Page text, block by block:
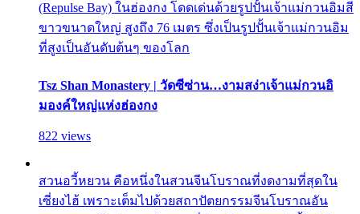
(Repulse Bay) ในฮ่องกง โดดเด่นด้วยรูปปั้นเจ้าแม่กวนอิมสี
ขาวขนาดใหญ่ สูงถึง 76 เมตร ซึ่งเป็นรูปปั้นเจ้าแม่กวนอิม
ที่สูงเป็นอันดับต้นๆ ของโลก
Tsz Shan Monastery | วัดซีซ่าน…งามสง่าเจ้าแม่กวนอิ
มองค์ใหญ่แห่งฮ่องกง
822 views
สวนอวี้หยวน คือหนึ่งในสวนจีนโบราณที่งดงามที่สุดใน
เซี่ยงไฮ้ เพราะเต็มไปด้วยสถาปัตยกรรมจีนโบราณอัน